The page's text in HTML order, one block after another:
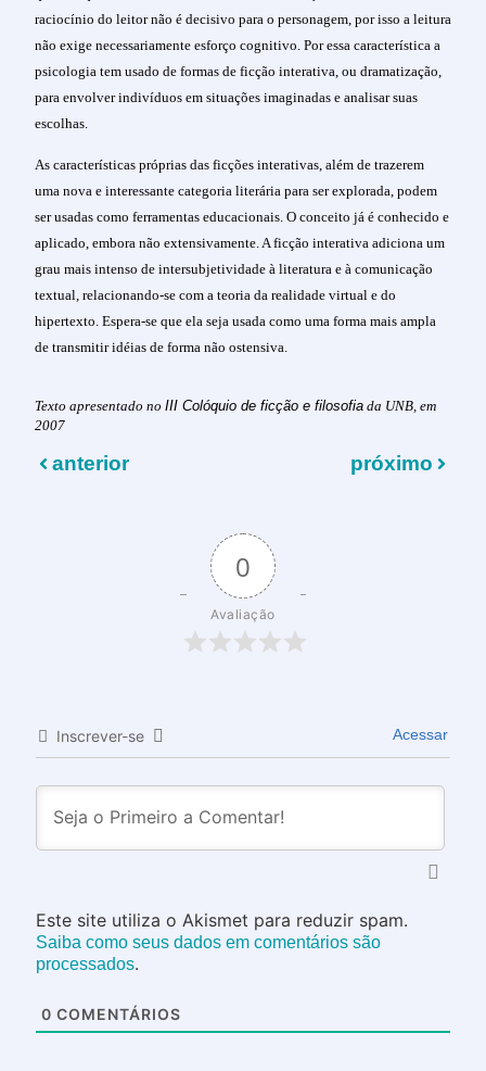
raciocínio do leitor não é decisivo para o personagem, por isso a leitura
não exige necessariamente esforço cognitivo. Por essa característica a
psicologia tem usado de formas de ficção interativa, ou dramatização,
para envolver indivíduos em situações imaginadas e analisar suas
escolhas.
As características próprias das ficções interativas, além de trazerem
uma nova e interessante categoria literária para ser explorada, podem
ser usadas como ferramentas educacionais. O conceito já é conhecido e
aplicado, embora não extensivamente. A ficção interativa adiciona um
grau mais intenso de intersubjetividade à literatura e à comunicação
textual, relacionando-se com a teoria da realidade virtual e do
hipertexto. Espera-se que ela seja usada como uma forma mais ampla
de transmitir idéias de forma não ostensiva.
Texto apresentado no III Colóquio de ficção e filosofia da UNB, em
2007
anterior próximo
0
Avaliação
Inscrever-se Acessar
Este site utiliza o Akismet para reduzir spam.
Saiba como seus dados em comentários são
processados.
0 COMENTÁRIOS